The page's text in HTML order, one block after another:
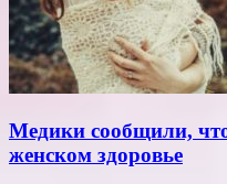
Медики сообщили,
женском здоровье